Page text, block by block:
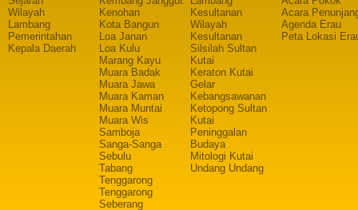
Wilayah
Lambang
Pemerintahan
Kepala Daerah
Kenohan
Kota Bangun
Loa Janan
Loa Kulu
Marang Kayu
Muara Badak
Muara Jawa
Muara Kaman
Muara Muntai
Muara Wis
Samboja
Sanga-Sanga
Sebulu
Tabang
Tenggarong
Tenggarong
Seberang
Kesultanan
Wilayah
Kesultanan
Silsilah Sultan
Kutai
Keraton Kutai
Gelar
Kebangsawanan
Ketopong Sultan
Kutai
Peninggalan
Budaya
Mitologi Kutai
Undang Undang
Acara
Agenda Erau
Peta Lokasi